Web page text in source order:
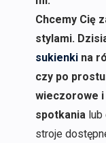
Chcemy Cię
stylami.
sukienkina
czy po
wieczorowe i
spotkania lub
stroje